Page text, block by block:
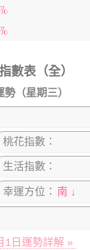
數表（全）
（星期三）
桃花指數：
生活指數：
幸運方位： 南 ↓
1日運勢詳解 »